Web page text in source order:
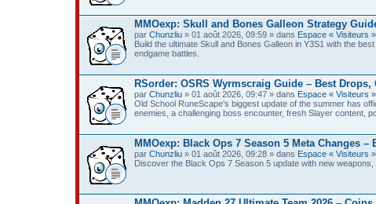
MMOexp: Skull and Bones Galleon Strategy
par Chunzliu » 01 août 2026, 09:59 » dans Espace « Visiteurs
Build the ultimate Skull and Bones Galleon in Y3S1 with the
endgame battles.
RSorder: OSRS Wyrmscraig Guide – Best
par Chunzliu » 01 août 2026, 09:47 » dans Espace « Visiteurs
Old School RuneScape's biggest update of the summer has
enemies, a challenging boss encounter, fresh Slayer content,
MMOexp: Black Ops 7 Season 5 Meta Changes –
par Chunzliu » 01 août 2026, 09:28 » dans Espace « Visiteurs
Discover the Black Ops 7 Season 5 update with new